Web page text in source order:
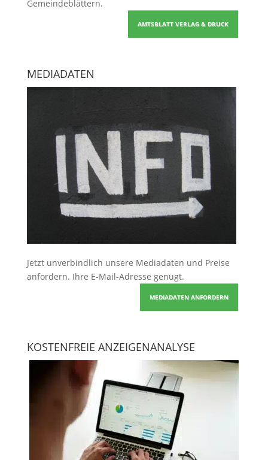
Gemeindeblättern.
AMTSBLATT VERLAG & DRUCK
MEDIADATEN
Jetzt unverbindlich unsere Mediadaten und Preise
anfordern. Ihre E-Mail-Adresse genügt.
MEDIADATEN ANFORDERN
KOSTENFREIE ANZEIGENANALYSE